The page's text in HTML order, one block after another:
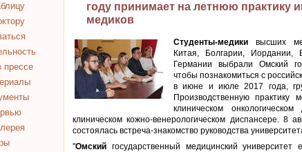
прессе
году принимает на летнюю практику
медиков
Студенты-медики высших
Китая, Болгарии, Иордании,
Германии выбрали Омский
чтобы познакомиться с
в июне и июле 2017 года,
Производственную
клиническом
клиническом кожно-венерологическом диспансере. 8
состоялась встреча-знакомство руководства
"Омский государственный медицинский